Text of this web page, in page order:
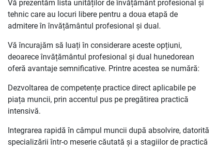
Vă prezentăm lista unităților de învățământ profesional și
tehnic care au locuri libere pentru a doua etapă de
admitere în învățământul profesional și dual.
Vă încurajăm să luați în considerare aceste opțiuni,
deoarece învățământul profesional și dual hunedorean
oferă avantaje semnificative. Printre acestea se numără:
Dezvoltarea de competențe practice direct aplicabile pe
piața muncii, prin accentul pus pe pregătirea practică
intensivă.
Integrarea rapidă în câmpul muncii după absolvire, datorită
specializării într-o meserie căutată și a stagiilor de practică